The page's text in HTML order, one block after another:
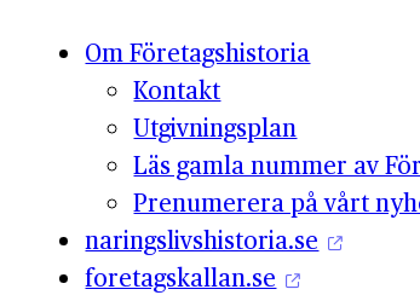
Om Företagshistoria
Kontakt
Utgivningsplan
Läs gamla nummer av
Prenumerera på vårt
naringslivshistoria.se
foretagskallan.se